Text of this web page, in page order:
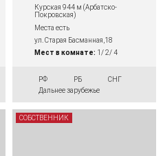
Курская 944 м (Арбатско-
Покровская)
Места есть
ул. Старая Басманная,18
Мест в комнате: 1/ 2/ 4
РФ РБ
СНГ
Дальнее зарубежье
СОБСТВЕННИК